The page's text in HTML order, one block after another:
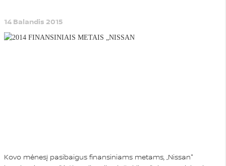
14 Balandis 2015
Kovo mėnesį pasibaigus finansiniams metams, „Nissan"